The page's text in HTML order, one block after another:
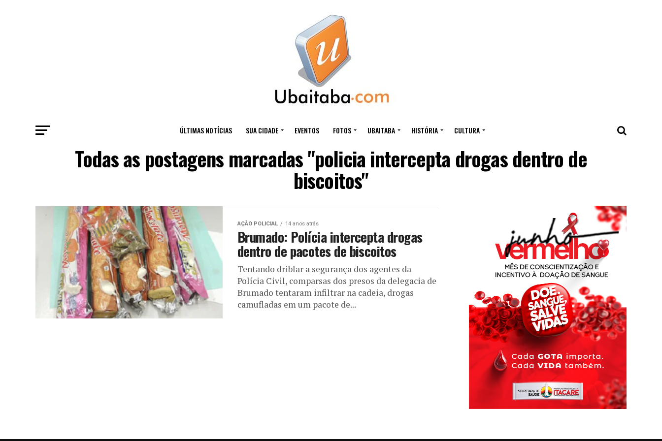
ÚLTIMAS NOTÍCIAS SUA CIDADE EVENTOS FOTOS UBAITABA HISTÓRIA CULTURA
Todas as postagens marcadas "policia intercepta drogas dentro de
biscoitos"
AÇÃO POLICIAL 14 anos atrás
Brumado: Polícia intercepta drogas
dentro de pacotes de biscoitos
Tentando driblar a segurança dos agentes da
Polícia Civil, comparsas dos presos da delegacia de
Brumado tentaram infiltrar na cadeia, drogas
camufladas em um pacote de...